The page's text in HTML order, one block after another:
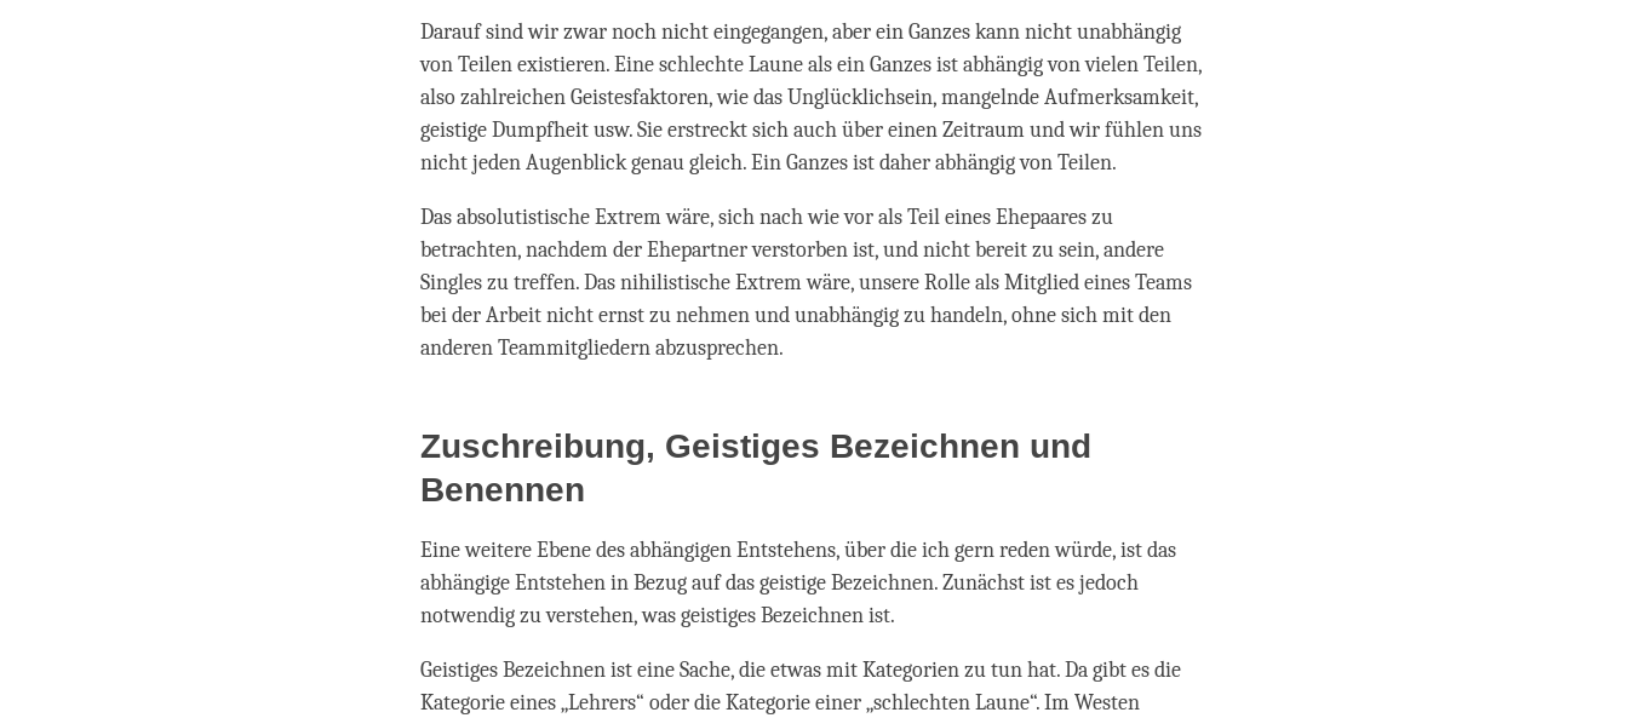
Darauf sind wir zwar noch nicht eingegangen, aber ein Ganzes kann nicht unabhängig
von Teilen existieren. Eine schlechte Laune als ein Ganzes ist abhängig von vielen Teilen,
also zahlreichen Geistesfaktoren, wie das Unglücklichsein, mangelnde Aufmerksamkeit,
geistige Dumpfheit usw. Sie erstreckt sich auch über einen Zeitraum und wir fühlen uns
nicht jeden Augenblick genau gleich. Ein Ganzes ist daher abhängig von Teilen.
Das absolutistische Extrem wäre, sich nach wie vor als Teil eines Ehepaares zu
betrachten, nachdem der Ehepartner verstorben ist, und nicht bereit zu sein, andere
Singles zu treffen. Das nihilistische Extrem wäre, unsere Rolle als Mitglied eines Teams
bei der Arbeit nicht ernst zu nehmen und unabhängig zu handeln, ohne sich mit den
anderen Teammitgliedern abzusprechen.
Zuschreibung, Geistiges Bezeichnen und
Benennen
Eine weitere Ebene des abhängigen Entstehens, über die ich gern reden würde, ist das
abhängige Entstehen in Bezug auf das geistige Bezeichnen. Zunächst ist es jedoch
notwendig zu verstehen, was geistiges Bezeichnen ist.
Geistiges Bezeichnen ist eine Sache, die etwas mit Kategorien zu tun hat. Da gibt es die
Kategorie eines „Lehrers“ oder die Kategorie einer „schlechten Laune“. Im Westen